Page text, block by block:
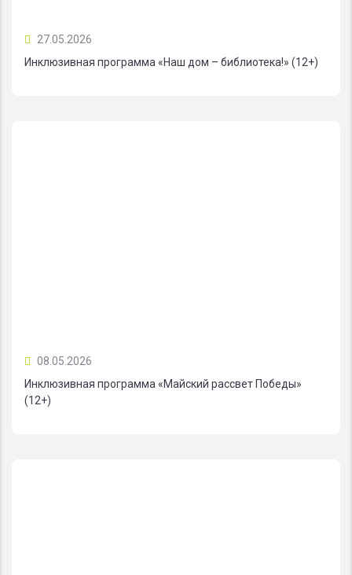
27.05.2026
Инклюзивная программа «Наш дом – библиотека!» (12+)
08.05.2026
Инклюзивная программа «Майский рассвет Победы»
(12+)